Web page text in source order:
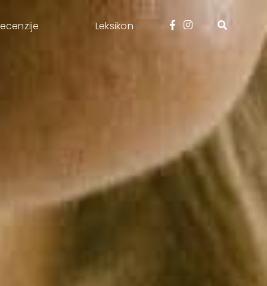
Leksikon